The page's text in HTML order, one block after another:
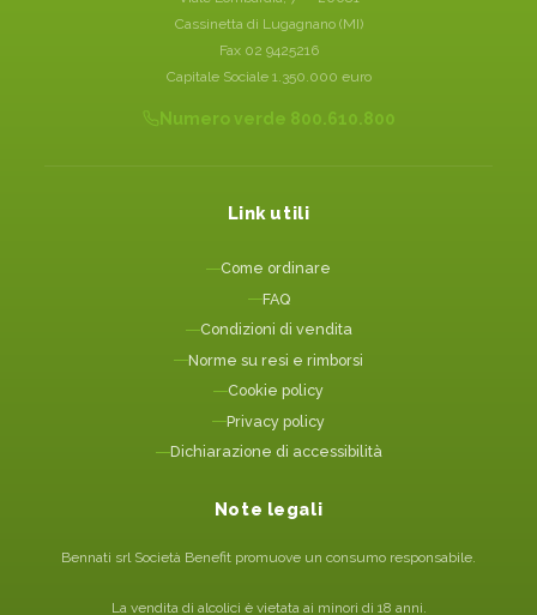
Cassinetta di Lugagnano (MI)
Fax 02 9425216
Capitale Sociale 1.350.000 euro
Numero verde 800.610.800
Link utili
Come ordinare
FAQ
Condizioni di vendita
Norme su resi e rimborsi
Cookie policy
Privacy policy
Dichiarazione di accessibilità
Note legali
Bennati srl Società Benefit promuove un consumo responsabile.
La vendita di alcolici è vietata ai minori di 18 anni.